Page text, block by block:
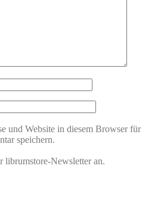
und Website in diesem Browser für
speichern.
librumstore-Newsletter an.